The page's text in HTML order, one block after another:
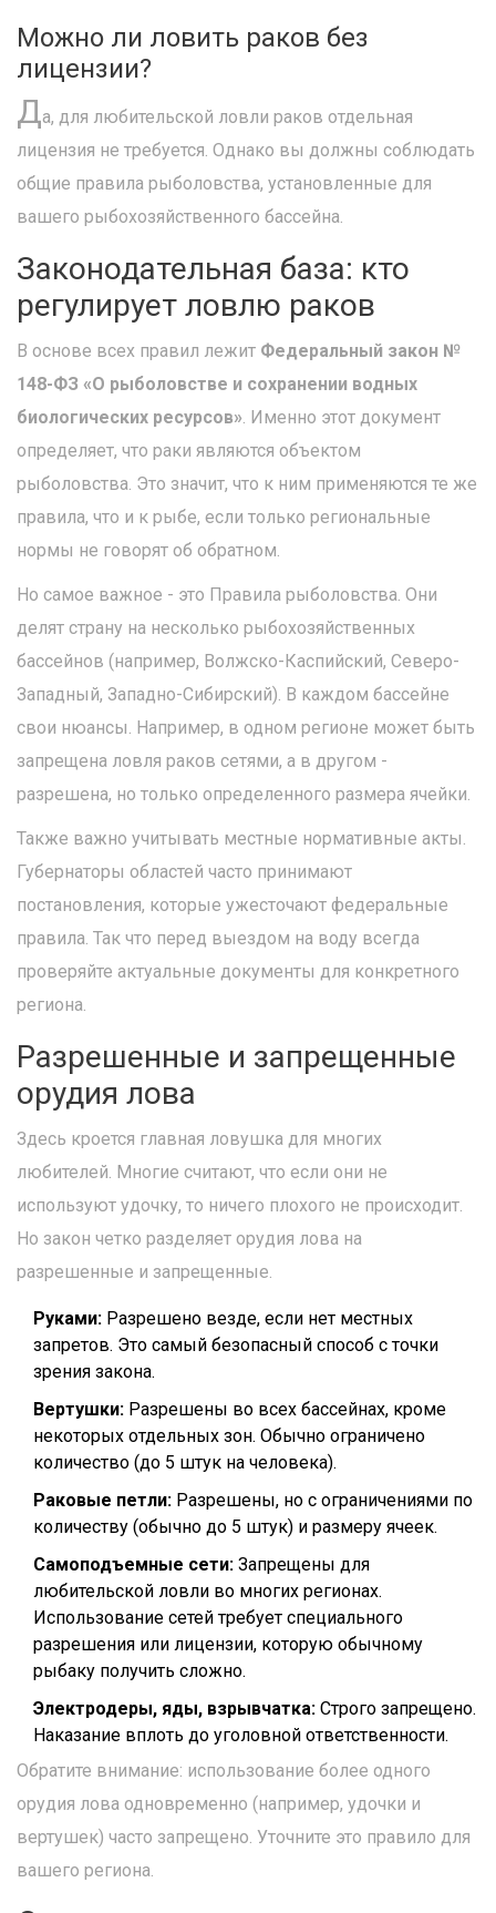
Можно ли ловить раков без
лицензии?
Да, для любительской ловли раков отдельная
лицензия не требуется. Однако вы должны соблюдать
общие правила рыболовства, установленные для
вашего рыбохозяйственного бассейна.
Законодательная база: кто
регулирует ловлю раков
В основе всех правил лежит Федеральный закон №
148-ФЗ «О рыболовстве и сохранении водных
биологических ресурсов». Именно этот документ
определяет, что раки являются объектом
рыболовства. Это значит, что к ним применяются те же
правила, что и к рыбе, если только региональные
нормы не говорят об обратном.
Но самое важное - это Правила рыболовства. Они
делят страну на несколько рыбохозяйственных
бассейнов (например, Волжско-Каспийский, Северо-
Западный, Западно-Сибирский). В каждом бассейне
свои нюансы. Например, в одном регионе может быть
запрещена ловля раков сетями, а в другом -
разрешена, но только определенного размера ячейки.
Также важно учитывать местные нормативные акты.
Губернаторы областей часто принимают
постановления, которые ужесточают федеральные
правила. Так что перед выездом на воду всегда
проверяйте актуальные документы для конкретного
региона.
Разрешенные и запрещенные
орудия лова
Здесь кроется главная ловушка для многих
любителей. Многие считают, что если они не
используют удочку, то ничего плохого не происходит.
Но закон четко разделяет орудия лова на
разрешенные и запрещенные.
Руками: Разрешено везде, если нет местных
запретов. Это самый безопасный способ с точки
зрения закона.
Вертушки: Разрешены во всех бассейнах, кроме
некоторых отдельных зон. Обычно ограничено
количество (до 5 штук на человека).
Раковые петли: Разрешены, но с ограничениями по
количеству (обычно до 5 штук) и размеру ячеек.
Самоподъемные сети: Запрещены для
любительской ловли во многих регионах.
Использование сетей требует специального
разрешения или лицензии, которую обычному
рыбаку получить сложно.
Электродеры, яды, взрывчатка: Строго запрещено.
Наказание вплоть до уголовной ответственности.
Обратите внимание: использование более одного
орудия лова одновременно (например, удочки и
вертушек) часто запрещено. Уточните это правило для
вашего региона.